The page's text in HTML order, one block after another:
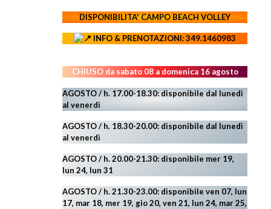
DISPONIBILITA' CAMPOBEACH VOLLEY
INFO & PRENOTAZIONI: 349.1460983
CHIUSO da sabato 08 a domenica 16 agosto
AGOSTO / h. 17.00-18.30: disponibile dal lunedì
al venerdì
AGOSTO/ h. 18.30-20.00: disponibile dal lunedì
al venerdì
AGOSTO / h. 20.00-21.30: disponibile mer 19,
lun 24, lun 31
AGOSTO/ h. 21.30-23.00: disponibile ven 07, lun
17, mar 18, mer 19, gio 20, ven 21, lun 24, mar 25,